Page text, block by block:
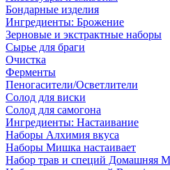
Бондарные изделия
Ингредиенты: Брожение
Зерновые и экстрактные наборы
Сырье для браги
Очистка
Ферменты
Пеногасители/Осветлители
Солод для виски
Солод для самогона
Ингредиенты: Настаивание
Наборы Алхимия вкуса
Наборы Мишка настаивает
Набор трав и специй Домашняя